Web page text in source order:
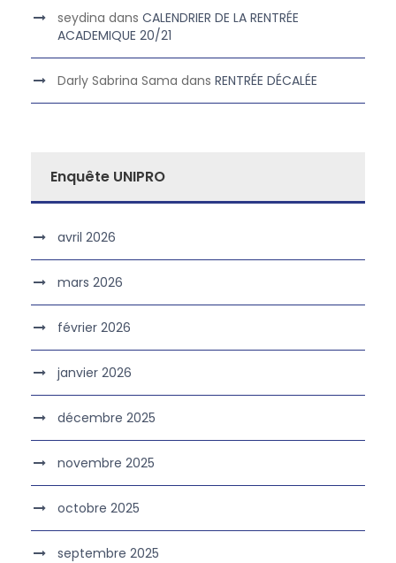
seydina dans CALENDRIER DE LA RENTRÉE
ACADEMIQUE 20/21
Darly Sabrina Sama dans RENTRÉE DÉCALÉE
Enquête UNIPRO
avril 2026
mars 2026
février 2026
janvier 2026
décembre 2025
novembre 2025
octobre 2025
septembre 2025